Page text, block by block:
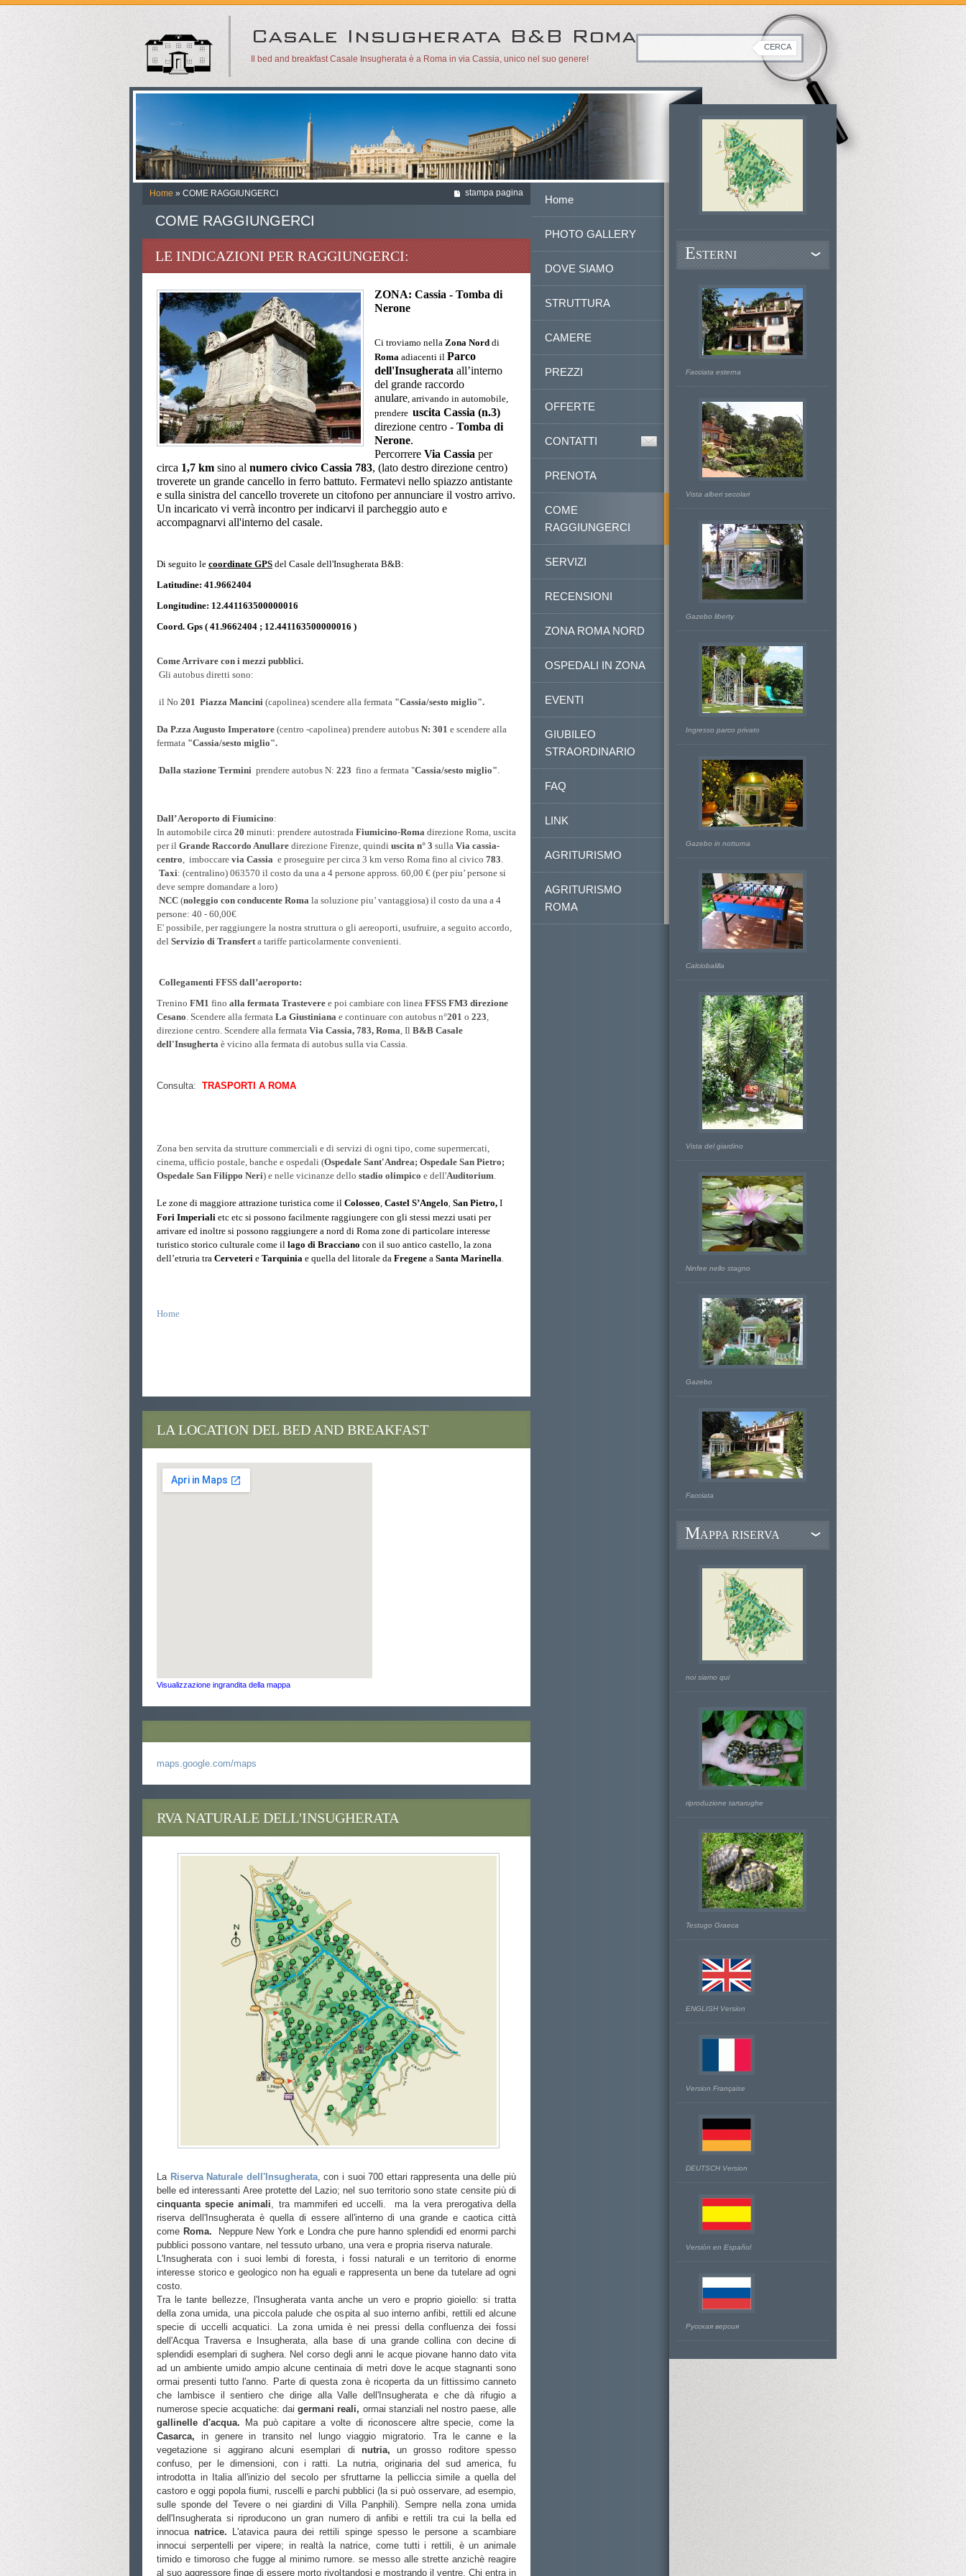
Il bed and breakfast Casale Insugherata è a Roma in via Cassia, unico nel suo genere!
Home » COME RAGGIUNGERCI
COME RAGGIUNGERCI
stampa pagina
LE INDICAZIONI PER RAGGIUNGERCI:
ZONA: Cassia - Tomba di
Nerone
Ci troviamo nella Zona Nord di
Roma adiacenti il Parco
dell'Insugherata all’interno
del grande raccordo
anulare, arrivando in automobile,
prendere uscita Cassia (n.3)
direzione centro - Tomba di
Nerone.
Percorrere Via Cassia per
circa 1,7 km sino al numero civico Cassia 783, (lato destro direzione centro)
troverete un grande cancello in ferro battuto. Fermatevi nello spiazzo antistante
e sulla sinistra del cancello troverete un citofono per annunciare il vostro arrivo.
Un incaricato vi verrà incontro per indicarvi il parcheggio auto e
accompagnarvi all'interno del casale.
Di seguito le coordinate GPS del Casale dell'Insugherata B&B:
Latitudine: 41.9662404
Longitudine: 12.441163500000016
Coord. Gps ( 41.9662404 ; 12.441163500000016 )
Come Arrivare con i mezzi pubblici.
Gli autobus diretti sono:
il No 201 Piazza Mancini (capolinea) scendere alla fermata "Cassia/sesto miglio".
Da P.zza Augusto Imperatore (centro -capolinea) prendere autobus N: 301 e scendere alla
fermata "Cassia/sesto miglio".
Dalla stazione Termini prendere autobus N: 223 fino a fermata "Cassia/sesto miglio".
Dall’ Aeroporto di Fiumicino:
In automobile circa 20 minuti: prendere autostrada Fiumicino-Roma direzione Roma, uscita
per il Grande Raccordo Anullare direzione Firenze, quindi uscita n° 3 sulla Via cassia-
centro, imboccare via Cassia e proseguire per circa 3 km verso Roma fino al civico 783.
Taxi: (centralino) 063570 il costo da una a 4 persone appross. 60,00 € (per piu’ persone si
deve sempre domandare a loro)
NCC (noleggio con conducente Roma la soluzione piu’ vantaggiosa) il costo da una a 4
persone: 40 - 60,00€
E' possibile, per raggiungere la nostra struttura o gli aereoporti, usufruire, a seguito accordo,
del Servizio di Transferta tariffe particolarmente convenienti.
Collegamenti FFSS dall’aeroporto:
Trenino FM1 fino alla fermata Trastevere e poi cambiare con linea FFSS FM3 direzione
Cesano. Scendere alla fermata La Giustiniana e continuare con autobus n°201 o 223,
direzione centro. Scendere alla fermata Via Cassia, 783, Roma, Il B&B Casale
dell'Insugherta è vicino alla fermata di autobus sulla via Cassia.
Consulta: TRASPORTI A ROMA
Zona ben servita da strutture commerciali e di servizi di ogni tipo, come supermercati,
cinema, ufficio postale, banche e ospedali (Ospedale Sant'Andrea; Ospedale San Pietro;
Ospedale San Filippo Neri) e nelle vicinanze dello stadio olimpico e dell'Auditorium.
Le zone di maggiore attrazione turistica come il Colosseo, Castel S’Angelo San Pietro, I
Fori Imperiali etc etc si possono facilmente raggiungere con gli stessi mezzi usati per
arrivare ed inoltre si possono raggiungere a nord di Roma zone di particolare interesse
turistico storico culturale come il lago di Bracciano con il suo antico castello, la zona
dell’etruria tra Cerveteri e Tarquinia e quella del litorale da Fregene a Santa Marinella
Home
LA LOCATION DEL BED AND BREAKFAST
Visualizzazione ingrandita della mappa
maps.google.com/maps
LA RISERVA NATURALE DELL'INSUGHERATA
La Riserva Naturale dell'Insugherata, con i suoi 700 ettari rappresenta una delle più
belle ed interessanti Aree protette del Lazio; nel suo territorio sono state censite più di
cinquanta specie animali, tra mammiferi ed uccelli. ma la vera prerogativa della
riserva dell'Insugherata è quella di essere all'interno di una grande e caotica città
come Roma.
Neppure New York e Londra che pure hanno splendidi ed enormi parchi
pubblici possono vantare, nel tessuto urbano, una vera e propria riserva naturale.
L'Insugherata con i suoi lembi di foresta, i fossi naturali e un territorio di enorme
interesse storico e geologico non ha eguali e rappresenta un bene da tutelare ad ogni
costo.
Tra le tante bellezze, l'Insugherata vanta anche un vero e proprio gioiello: si tratta
della zona umida, una piccola palude che ospita al suo interno anfibi, rettili ed alcune
specie di uccelli acquatici. La zona umida è nei pressi della confluenza dei fossi
dell'Acqua Traversa e Insugherata, alla base di una grande collina con decine di
splendidi esemplari di sughera. Nel corso degli anni le acque piovane hanno dato vita
ad un ambiente umido ampio alcune centinaia di metri dove le acque stagnanti sono
ormai presenti tutto l'anno. Parte di questa zona è ricoperta da un fittissimo canneto
che lambisce il sentiero che dirige alla Valle dell'Insugherata e che dà rifugio a
numerose specie acquatiche: daigermani reali, ormai stanziali nel nostro paese, alle
gallinelle d'acqua.
Ma può capitare a volte di riconoscere altre specie, come la
Casarca, in genere in transito nel lungo viaggio migratorio. Tra le canne e la
vegetazione si aggirano alcuni esemplari di nutria,un grosso roditore spesso
confuso, per le dimensioni, con i ratti. La nutria, originaria del sud america, fu
introdotta in Italia all'inizio del secolo per sfruttarne la pelliccia simile a quella del
castoro e oggi popola fiumi, ruscelli e parchi pubblici (la si può osservare, ad esempio,
sulle sponde del Tevere o nei giardini di Villa Panphili). Sempre nella zona umida
dell'Insugherata si riproducono un gran numero di anfibi e rettili tra cui la bella ed
innocuanatrice.
L'atavica paura dei rettili spinge spesso le persone a scambiare
innocui serpentelli per vipere; in realtà la natrice, come tutti i rettili, è un animale
timido e timoroso che fugge al minimo rumore. se messo alle strette anzichè reagire
al suo aggressore finge di essere morto rivoltandosi e mostrando il ventre. Chi entra in
Home
PHOTO GALLERY
DOVE SIAMO
STRUTTURA
CAMERE
PREZZI
OFFERTE
CONTATTI
PRENOTA
COME
RAGGIUNGERCI
SERVIZI
RECENSIONI
ZONA ROMA NORD
OSPEDALI IN ZONA
EVENTI
GIUBILEO
STRAORDINARIO
FAQ
LINK
AGRITURISMO
AGRITURISMO
ROMA
ESTERNI
Facciata esterna
Vista alberi secolari
Gazebo liberty
Ingresso parco privato
Gazebo in notturna
Calciobalilla
Vista del giardino
Ninfee nello stagno
Gazebo
Facciata
MAPPA RISERVA
noi siamo qui
riproduzione tartarughe
Testugo Graeca
ENGLISH Version
Version Française
DEUTSCH Version
Versión en Español
Русская версия